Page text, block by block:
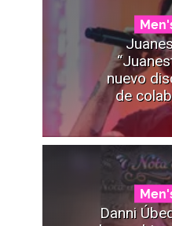
nuevo
de
Danni